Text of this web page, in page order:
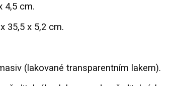
4,5 cm.
35,5 x 5,2 cm.
(lakované transparentním lakem).